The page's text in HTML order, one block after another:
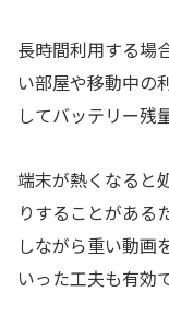
長時間利用する場
い部屋や移動中の
してバッテリー残
端末が熱くなると
りすることがある
しながら重い動画
いった工夫も有効